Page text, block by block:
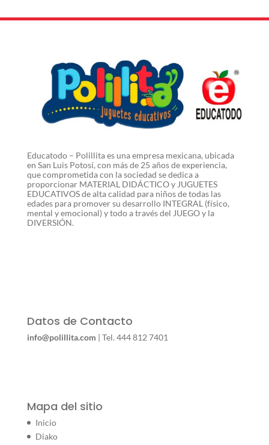
Educatodo – Polillita es una empresa mexicana, ubicada
en San Luis Potosí, con más de 25 años de experiencia,
que comprometida con la sociedad se dedica a
proporcionar MATERIAL DIDÁCTICO y JUGUETES
EDUCATIVOS de alta calidad para niños de todas las
edades para promover su desarrollo INTEGRAL (físico,
mental y emocional) y todo a través del JUEGO y la
DIVERSIÓN.
Datos de Contacto
info@polillita.com | Tel. 444 812 7401
Mapa del sitio
Inicio
Diako